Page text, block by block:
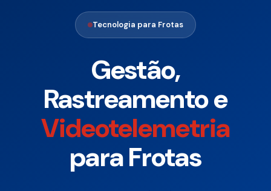
Tecnologia para Frotas
Gestão,
Rastreamento e
Videotelemetria
para Frotas